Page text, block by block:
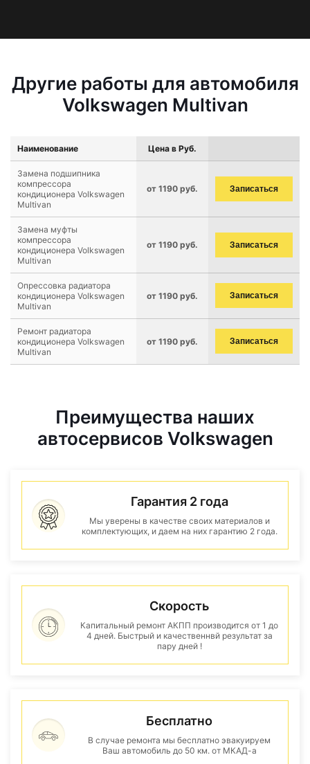
Другие работы для автомобиля
Volkswagen Multivan
Наименование Цена в Руб.
Замена подшипника
компрессора
кондиционера Volkswagen
Multivan
от 1190 руб. Записаться
Замена муфты
компрессора
кондиционера Volkswagen
Multivan
от 1190 руб. Записаться
Опрессовка радиатора
кондиционера Volkswagen
Multivan
от 1190 руб. Записаться
Ремонт радиатора
кондиционера Volkswagen
Multivan
от 1190 руб. Записаться
Преимущества наших
автосервисов Volkswagen
Гарантия 2 года
Мы уверены в качестве своих материалов и
комплектующих, и даем на них гарантию 2 года.
Скорость
Капитальный ремонт АКПП производится от 1 до
4 дней. Быстрый и качественнвй результат за
пару дней !
Бесплатно
В случае ремонта мы бесплатно эвакуируем
Ваш автомобиль до 50 км. от МКАД-а